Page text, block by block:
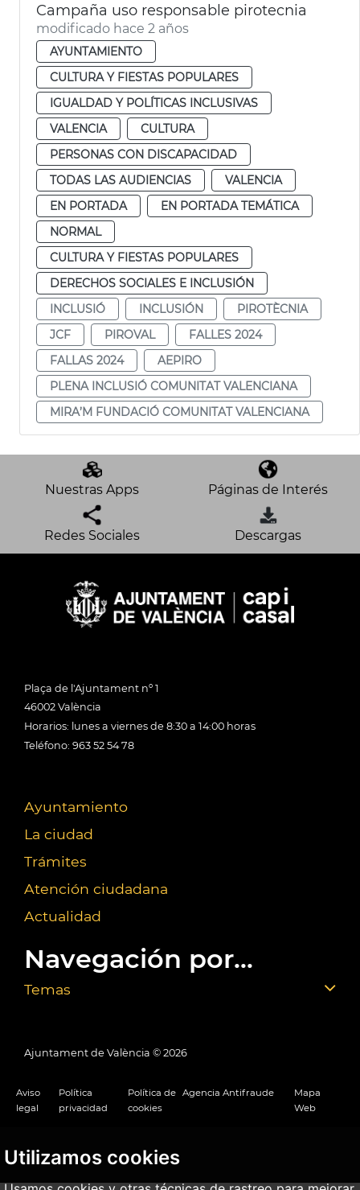
Utilizamos cookies
Campaña uso responsable pirotecnia
modificado hace 2 años
AYUNTAMIENTO
CULTURA Y FIESTAS POPULARES
IGUALDAD Y POLÍTICAS INCLUSIVAS
VALENCIA
CULTURA
PERSONAS CON DISCAPACIDAD
TODAS LAS AUDIENCIAS
VALENCIA
EN PORTADA
EN PORTADA TEMÁTICA
NORMAL
CULTURA Y FIESTAS POPULARES
DERECHOS SOCIALES E INCLUSIÓN
INCLUSIÓ
INCLUSIÓN
PIROTÈCNIA
JCF
PIROVAL
FALLES 2024
FALLAS 2024
AEPIRO
PLENA INCLUSIÓ COMUNITAT VALENCIANA
MIRA’M FUNDACIÓ COMUNITAT VALENCIANA
Nuestras Apps Páginas de Interés
Redes Sociales Descargas
Plaça de l'Ajuntament nº 1
46002 València
Horarios: lunes a viernes de 8:30 a 14:00 horas
Teléfono: 963 52 54 78
Ayuntamiento
La ciudad
Trámites
Atención ciudadana
Actualidad
Navegación por...
Temas
Ajuntament de València © 2026
Aviso
legal
Política
privacidad
Política de
cookies
Agencia Antifraude
Mapa
Web